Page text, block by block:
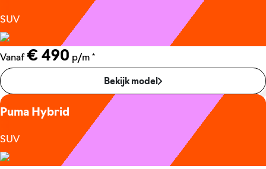
SUV
Vanaf € 490 p/m *
Bekijk model
Puma Hybrid
SUV